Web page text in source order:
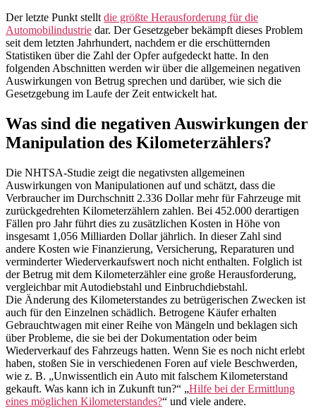
Der letzte Punkt stellt die größte Herausforderung für die
Automobilindustrie dar. Der Gesetzgeber bekämpft dieses Problem
seit dem letzten Jahrhundert, nachdem er die erschütternden
Statistiken über die Zahl der Opfer aufgedeckt hatte. In den
folgenden Abschnitten werden wir über die allgemeinen negativen
Auswirkungen von Betrug sprechen und darüber, wie sich die
Gesetzgebung im Laufe der Zeit entwickelt hat.
Was sind die negativen Auswirkungen der
Manipulation des Kilometerzählers?
Die NHTSA-Studie zeigt die negativsten allgemeinen
Auswirkungen von Manipulationen auf und schätzt, dass die
Verbraucher im Durchschnitt 2.336 Dollar mehr für Fahrzeuge mit
zurückgedrehten Kilometerzählern zahlen. Bei 452.000 derartigen
Fällen pro Jahr führt dies zu zusätzlichen Kosten in Höhe von
insgesamt 1,056 Milliarden Dollar jährlich. In dieser Zahl sind
andere Kosten wie Finanzierung, Versicherung, Reparaturen und
verminderter Wiederverkaufswert noch nicht enthalten. Folglich ist
der Betrug mit dem Kilometerzähler eine große Herausforderung,
vergleichbar mit Autodiebstahl und Einbruchdiebstahl.
Die Änderung des Kilometerstandes zu betrügerischen Zwecken ist
auch für den Einzelnen schädlich. Betrogene Käufer erhalten
Gebrauchtwagen mit einer Reihe von Mängeln und beklagen sich
über Probleme, die sie bei der Dokumentation oder beim
Wiederverkauf des Fahrzeugs hatten. Wenn Sie es noch nicht erlebt
haben, stoßen Sie in verschiedenen Foren auf viele Beschwerden,
wie z. B. „Unwissentlich ein Auto mit falschem Kilometerstand
gekauft. Was kann ich in Zukunft tun?“ „Hilfe bei der Ermittlung
eines möglichen Kilometerstandes?“ und viele andere.